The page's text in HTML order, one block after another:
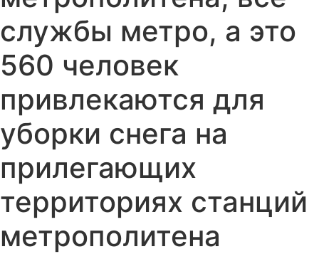
службы метро, а это
560 человек
привлекаются для
уборки снега на
прилегающих
территориях станций
метрополитена